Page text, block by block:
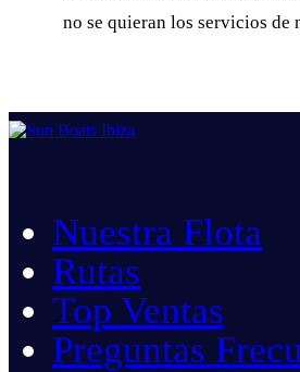
no se quieran los servicios de
Nuestra Flota
Rutas
Top Ventas
Preguntas